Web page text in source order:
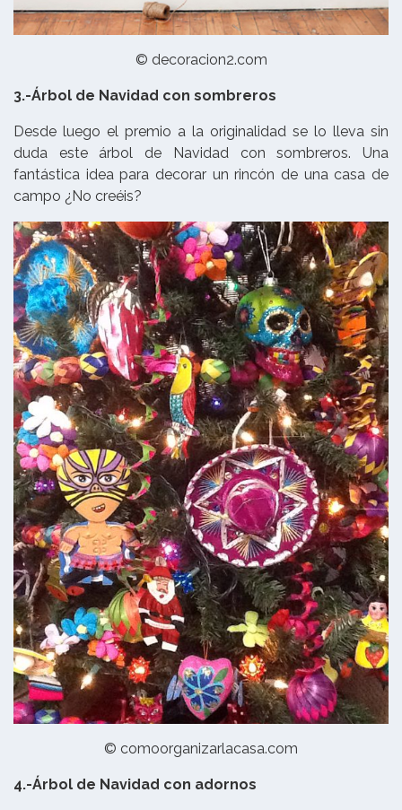
© decoracion2.com
3.-Árbol de Navidad con sombreros
Desde luego el premio a la originalidad se lo lleva sin
duda este árbol de Navidad con sombreros. Una
fantástica idea para decorar un rincón de una casa de
campo ¿No creéis?
© comoorganizarlacasa.com
4.-Árbol de Navidad con adornos